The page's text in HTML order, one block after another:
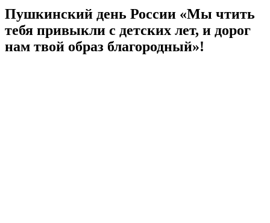
Пушкинский день России «Мы чтить
тебя привыкли с детских лет, и дорог
нам твой образ благородный»!